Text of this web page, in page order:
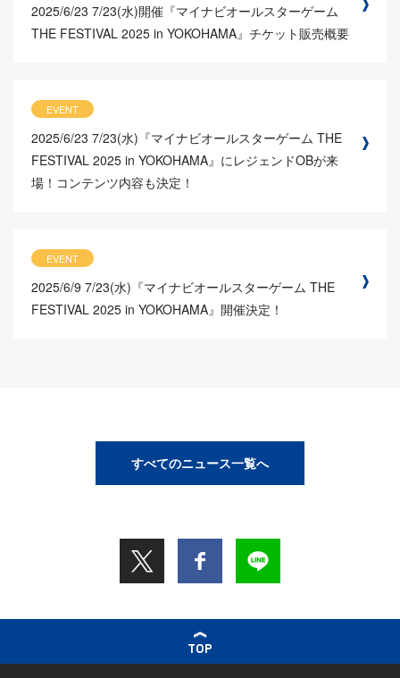
2025/6/23 7/23(水)開催『マイナビオールスターゲーム
THE FESTIVAL 2025 in YOKOHAMA』チケット販売概要
EVENT
2025/6/23 7/23(水)『マイナビオールスターゲーム THE
FESTIVAL 2025 in YOKOHAMA』にレジェンドOBが来
場！コンテンツ内容も決定！
EVENT
2025/6/9 7/23(水)『マイナビオールスターゲーム THE
FESTIVAL 2025 in YOKOHAMA』開催決定！
すべてのニュース一覧へ
TOP